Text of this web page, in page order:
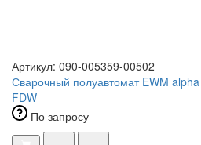
Артикул: 090-005359-00502
Сварочный полуавтомат EWM
FDW
По запросу